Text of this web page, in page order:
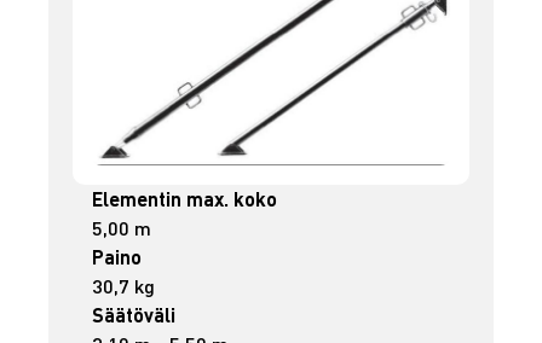
Elementin max. koko
5,00 m
Paino
30,7 kg
Säätöväli